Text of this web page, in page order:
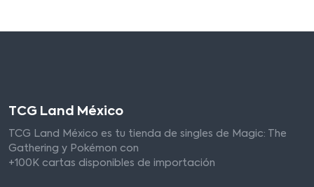
TCG Land México
TCG Land México es tu tienda de singles de Magic: The
Gathering y Pokémon con
+100K cartas disponibles de importación